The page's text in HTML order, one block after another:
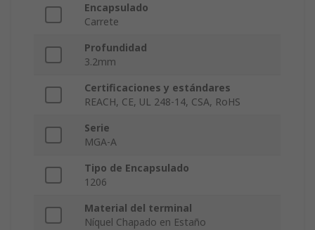
Encapsulado
Carrete
Profundidad
3.2mm
Certificaciones y estándares
REACH, CE, UL 248-14, CSA, RoHS
Serie
MGA-A
Tipo de Encapsulado
1206
Material del terminal
Níquel Chapado en Estaño